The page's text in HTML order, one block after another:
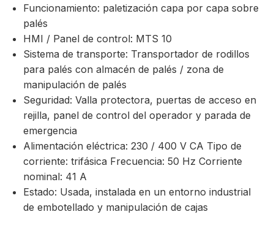
Funcionamiento: paletización capa por capa sobre
palés
HMI / Panel de control: MTS 10
Sistema de transporte: Transportador de rodillos
para palés con almacén de palés / zona de
manipulación de palés
Seguridad: Valla protectora, puertas de acceso en
rejilla, panel de control del operador y parada de
emergencia
Alimentación eléctrica: 230 / 400 V CA Tipo de
corriente: trifásica Frecuencia: 50 Hz Corriente
nominal: 41 A
Estado: Usada, instalada en un entorno industrial
de embotellado y manipulación de cajas